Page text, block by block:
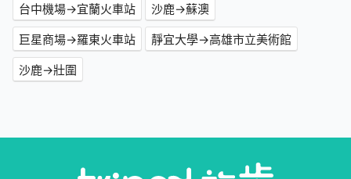
台中機場→宜蘭火車站
沙鹿→蘇澳
巨星商場→羅東火車站
靜宜大學→高雄市立美術館
沙鹿→壯圍